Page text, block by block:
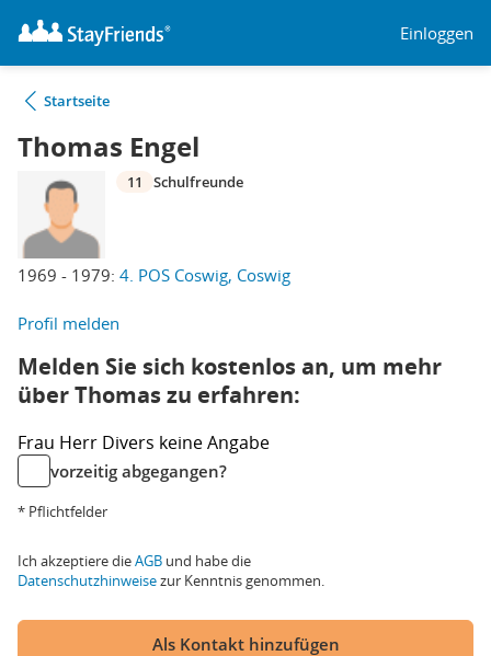
Einloggen
Startseite
Thomas Engel
1969 - 1979: 4. POS Coswig, Coswig
11 Schulfreunde
Profil melden
Melden Sie sich kostenlos an, um mehr
über Thomas zu erfahren:
Frau Herr Divers keine Angabe
vorzeitig abgegangen?
* Pflichtfelder
Ich akzeptiere dieAGB und habe die
Datenschutzhinweisezur Kenntnis genommen.
Als Kontakt hinzufügen